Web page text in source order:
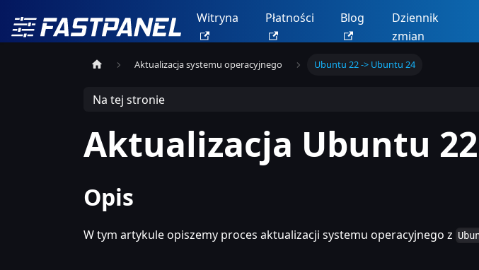
Witryna Płatności Blog
Dziennik
zmian
Aktualizacja systemu operacyjnego Ubuntu 22 -> Ubuntu 24
Na tej stronie
Aktualizacja Ubuntu
Opis
W tym artykule opiszemy proces aktualizacji systemu operacyjnego z